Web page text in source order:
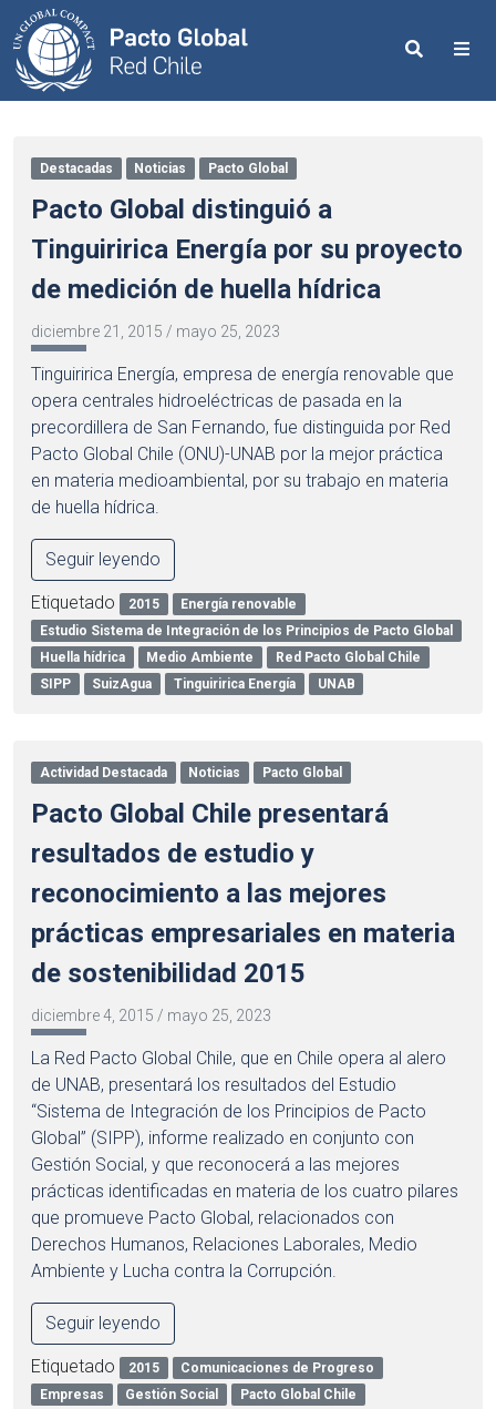
Search
Destacadas Noticias Pacto Global
Pacto Global distinguió a
Tinguiririca Energía por su proyecto
de medición de huella hídrica
diciembre 21, 2015 / mayo 25, 2023
Tinguiririca Energía, empresa de energía renovable que
opera centrales hidroeléctricas de pasada en la
precordillera de San Fernando, fue distinguida por Red
Pacto Global Chile (ONU)-UNAB por la mejor práctica
en materia medioambiental, por su trabajo en materia
de huella hídrica.
Seguir leyendo
Etiquetado 2015
Energía renovable
Estudio Sistema de Integración de los Principios de Pacto Global
Huella hídrica
Medio Ambiente
Red Pacto Global Chile
SIPP
SuizAgua Tinguiririca Energía UNAB
Actividad Destacada Noticias Pacto Global
Pacto Global Chile presentará
resultados de estudio y
reconocimiento a las mejores
prácticas empresariales en materia
de sostenibilidad 2015
diciembre 4, 2015 / mayo 25, 2023
La Red Pacto Global Chile, que en Chile opera al alero
de UNAB, presentará los resultados del Estudio
“Sistema de Integración de los Principios de Pacto
Global” (SIPP), informe realizado en conjunto con
Gestión Social, y que reconocerá a las mejores
prácticas identificadas en materia de los cuatro pilares
que promueve Pacto Global, relacionados con
Derechos Humanos, Relaciones Laborales, Medio
Ambiente y Lucha contra la Corrupción.
Seguir leyendo
Etiquetado 2015
Comunicaciones de Progreso
Empresas
Gestión Social
Pacto Global Chile